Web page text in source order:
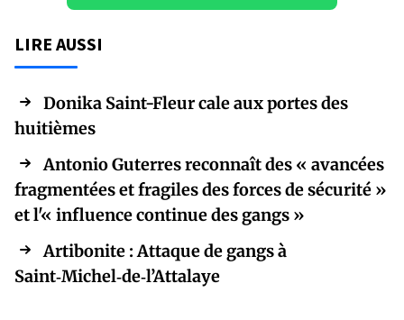
LIRE AUSSI
Donika Saint-Fleur cale aux portes des
huitièmes
Antonio Guterres reconnaît des « avancées
fragmentées et fragiles des forces de sécurité »
et l'« influence continue des gangs »
Artibonite : Attaque de gangs à
Saint‑Michel‑de‑l’Attalaye